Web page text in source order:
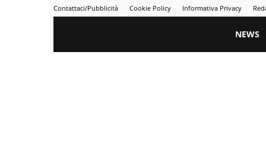
Contattaci/Pubblicità Cookie Policy Informativa Privacy
NEWS